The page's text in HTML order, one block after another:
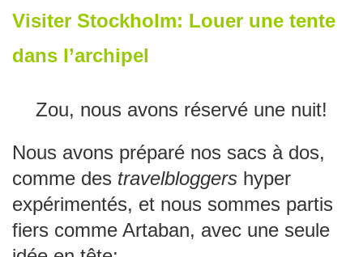
Visiter Stockholm: Louer une tente
dans l’archipel
Zou, nous avons réservé une nuit!
Nous avons préparé nos sacs à dos,
comme des travelbloggers hyper
expérimentés, et nous sommes partis
fiers comme Artaban, avec une seule